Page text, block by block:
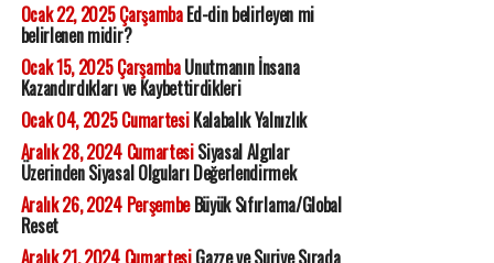
Ocak 22, 2025 ÇarşambaEd-din belirleyen mi
belirlenen midir?
Ocak 15, 2025 ÇarşambaUnutmanın İnsana
Kazandırdıkları ve Kaybettirdikleri
Ocak 04, 2025 CumartesiKalabalık Yalnızlık
Aralık 28, 2024 CumartesiSiyasal Algılar
Üzerinden Siyasal Olguları Değerlendirmek
Aralık 26, 2024 PerşembeBüyük Sıfırlama/Global
Reset
Aralık 21, 2024 CumartesiGazze ve Suriye Sırada